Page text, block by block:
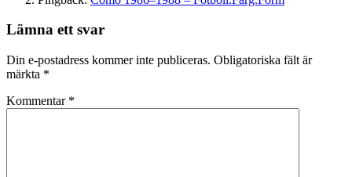
Lämna ett svar
Din e-postadress kommer inte publiceras. Obligatoriska fält är
märkta *
Kommentar *